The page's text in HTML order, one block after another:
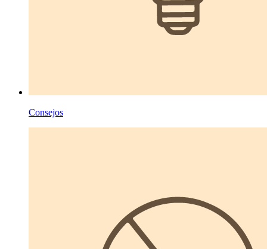
Consejos